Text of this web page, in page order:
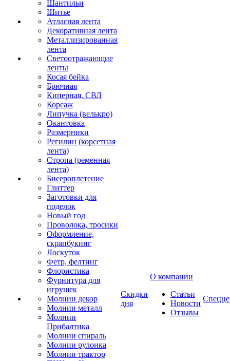
Шантильи
Шитье
Атласная лента
Декоративная лента
Металлизированная
лента
Светоотражающие
ленты
Косая бейка
Брючная
Киперная, СВЛ
Корсаж
Липучка (велькро)
Окантовка
Размерники
Регилин (корсетная
лента)
Стропа (ременная
лента)
Бисероплетение
Глиттер
Заготовки для
поделок
Новый год
Проволока, тросики
Оформление,
скрапбукинг
Лоскуток
Фетр, фелтинг
Флористика
Фурнитура для
игрушек
Молнии декор
Молнии металл
Молнии
Прибалтика
Молнии спираль
Молнии рулонка
Молнии трактор
Скидки
дня
О компании
Статьи
Новости
Отзывы